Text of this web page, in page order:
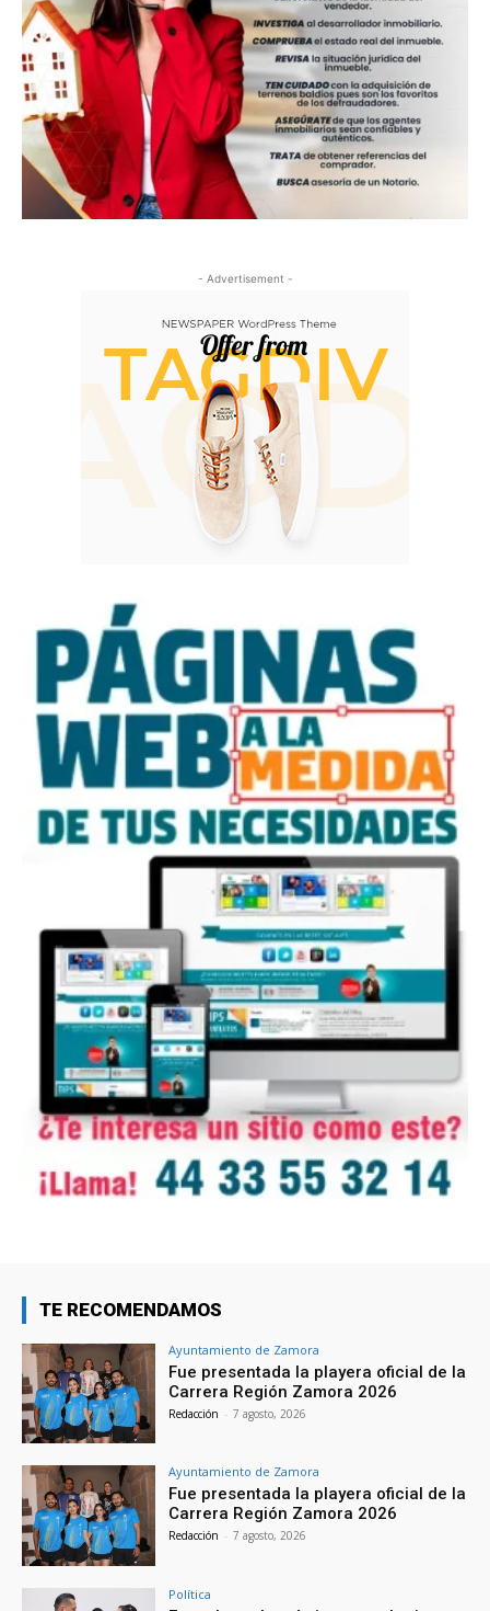
- Advertisement -
TE RECOMENDAMOS
Ayuntamiento de Zamora
Fue presentada la playera oficial de la
Carrera Región Zamora 2026
Redacción - 7 agosto, 2026
Ayuntamiento de Zamora
Fue presentada la playera oficial de la
Carrera Región Zamora 2026
Redacción - 7 agosto, 2026
Política